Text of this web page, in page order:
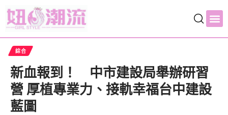
綜合
新血報到！ 中市建設局舉辦研習
營 厚植專業力、接軌幸福台中建設
藍圖